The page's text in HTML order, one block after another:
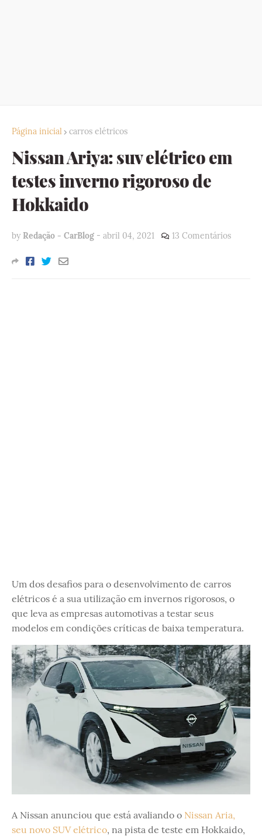
Página inicial carros elétricos
Nissan Ariya: suv elétrico em
testes inverno rigoroso de
Hokkaido
by Redação - CarBlog - abril 04, 2021 13 Comentários
Um dos desafios para o desenvolvimento de carros
elétricos é a sua utilização em invernos rigorosos, o
que leva as empresas automotivas a testar seus
modelos em condições críticas de baixa temperatura.
A Nissan anunciou que está avaliando o Nissan Aria,
seu novo SUV elétrico, na pista de teste em Hokkaido,